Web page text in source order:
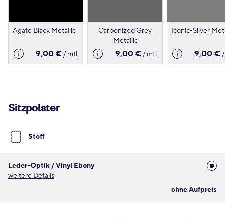
Agate Black Metallic
9,00 €/ mtl.
Carbonized Grey
Metallic
9,00 €/ mtl.
Iconic-Silver
9,00 €
Sitzpolster
Stoff
Leder-Optik / Vinyl Ebony
weitere Details
ohne Aufpreis